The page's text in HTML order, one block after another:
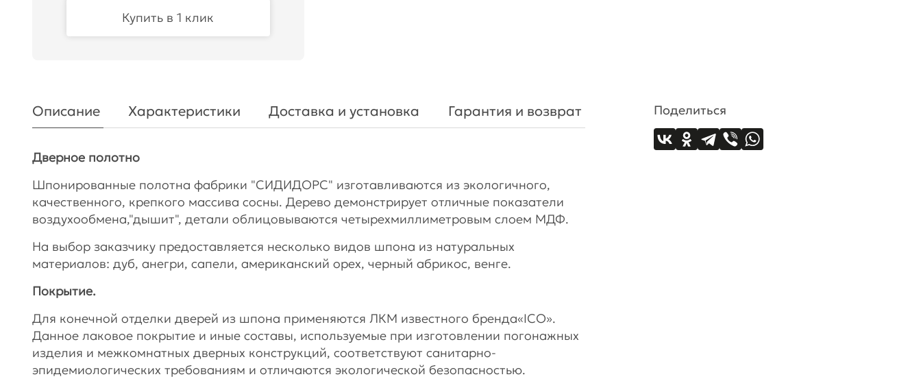
Купить в 1 клик
Описание Характеристики Доставка и установка Гарантия и возврат
Дверное полотно
Шпонированные полотна фабрики "СИДИДОРС" изготавливаются из экологичного,
качественного, крепкого массива сосны. Дерево демонстрирует отличные показатели
воздухообмена,"дышит", детали облицовываются четырехмиллиметровым слоем МДФ.
На выбор заказчику предоставляется несколько видов шпона из натуральных
материалов: дуб, анегри, сапели, американский орех, черный абрикос, венге.
Покрытие.
Для конечной отделки дверей из шпона применяются ЛКМ известного бренда«ICO».
Данное лаковое покрытие и иные составы, используемые при изготовлении погонажных
изделия и межкомнатных дверных конструкций, соответствуют санитарно-
эпидемиологических требованиям и отличаются экологической безопасностью.
Поделиться